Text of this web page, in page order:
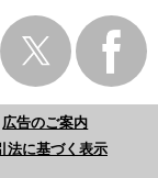
広告のご案内
法に基づく表示